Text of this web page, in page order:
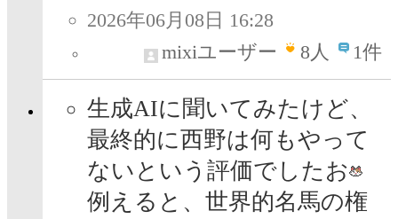
2026年06月08日 16:28
mixiユーザー
8人 1件
生成AIに聞いてみたけど、
最終的に西野は何もやって
ないという評価でしたお
例えると、世界的名馬の権